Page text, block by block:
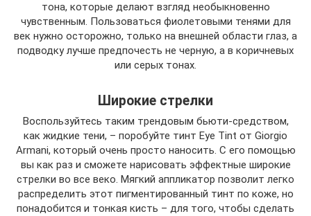
тона, которые делают взгляд необыкновенно
чувственным. Пользоваться фиолетовыми тенями для
век нужно осторожно, только на внешней области глаз, а
подводку лучше предпочесть не черную, а в коричневых
или серых тонах.
Широкие стрелки
Воспользуйтесь таким трендовым бьюти-средством,
как жидкие тени, – поробуйте тинт Eye Tint от Giorgio
Armani, который очень просто наносить. С его помощью
вы как раз и сможете нарисовать эффектные широкие
стрелки во все веко. Мягкий аппликатор позволит легко
распределить этот пигментированный тинт по коже, но
понадобится и тонкая кисть – для того, чтобы сделать